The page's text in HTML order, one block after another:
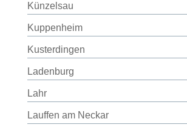
Künzelsau
Kuppenheim
Kusterdingen
Ladenburg
Lahr
Lauffen am Neckar